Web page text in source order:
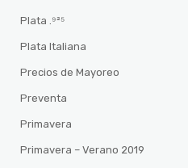
Plata .⁹²⁵
Plata Italiana
Precios de Mayoreo
Preventa
Primavera
Primavera – Verano 2019